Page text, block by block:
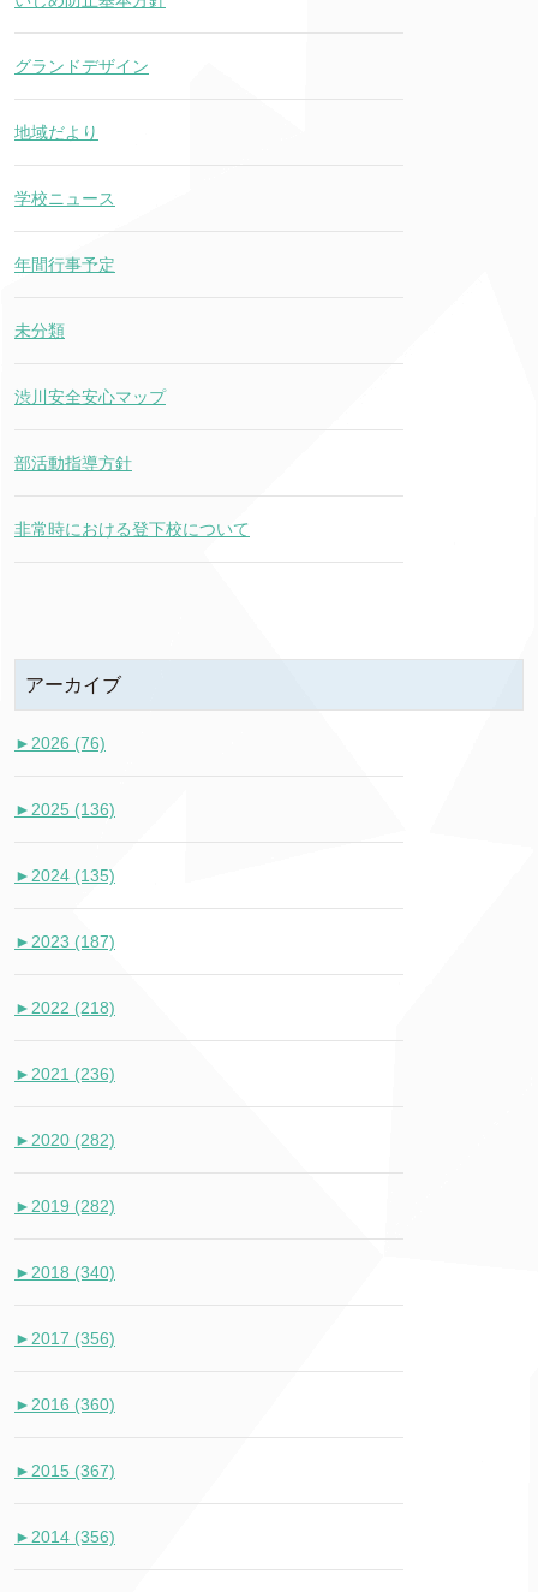
グランドデザイン
地域だより
学校ニュース
年間行事予定
未分類
渋川安全安心マップ
部活動指導方針
非常時における登下校について
アーカイブ
► 2026 (76)
► 2025 (136)
► 2024 (135)
► 2023 (187)
► 2022 (218)
► 2021 (236)
► 2020 (282)
► 2019 (282)
► 2018 (340)
► 2017 (356)
► 2016 (360)
► 2015 (367)
► 2014 (356)